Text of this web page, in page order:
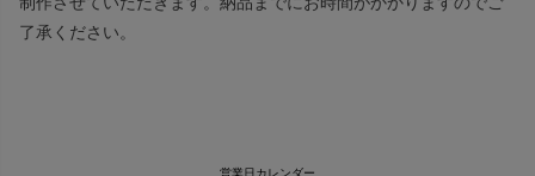
了承ください。